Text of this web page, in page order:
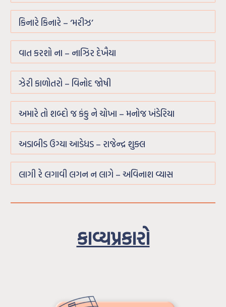
કિનારે કિનારે – ‘મરીઝ’
વાત કરશો ના – નાઝિર દેખૈયા
ઝેરી કાળોતરો – વિનોદ જોષી
અમારે તો શબ્દો જ કંકુ ને ચોખા – મનોજ ખંડેરિયા
અડાબીડ ઉગ્યા આડેધડ – રાજેન્દ્ર શુક્લ
લાગી રે લગાવી લગન ન લાગે – અવિનાશ વ્યાસ
કાવ્યપ્રકારો